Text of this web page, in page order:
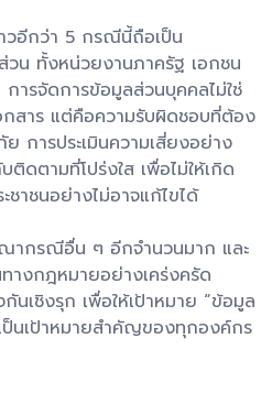
วอีกว่า 5 กรณีนี้ถือเป็น
ทั้งหน่วยงานภาครัฐ เอกชน
การจัดการข้อมูลส่วนบุคคลไม่ใช่
กสาร แต่คือความรับผิดชอบที่ต้อง
การประเมินความเสี่ยงอย่าง
ติดตามที่โปร่งใส เพื่อไม่ให้เกิด
าชนอย่างไม่อาจแก้ไขได้
ากรณีอื่น ๆ อีกจำนวนมาก และ
างกฎหมายอย่างเคร่งครัด
เชิงรุก เพื่อให้เป้าหมาย “ข้อมูล
ป็นเป้าหมายสำคัญของทุกองค์กร